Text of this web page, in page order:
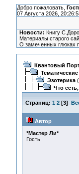
Добро пожаловать,
07 Августа 2026,
Новости: Книгу
Материалы старого
О замеченных глюках
Квантовый
Эзотерика
Что
Страниц: 1 2[3]
Автор
*Мастер Ли*
Гость